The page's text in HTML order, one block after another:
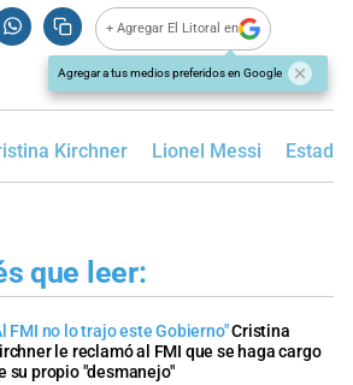
+ Agregar El Litoral en
Agregar a tus medios preferidos en Google
Kirchner Lionel Messi
que leer:
FMI no lo trajo este Gobierno"Cristina
le reclamó al FMI que se haga cargo
su propio "desmanejo"